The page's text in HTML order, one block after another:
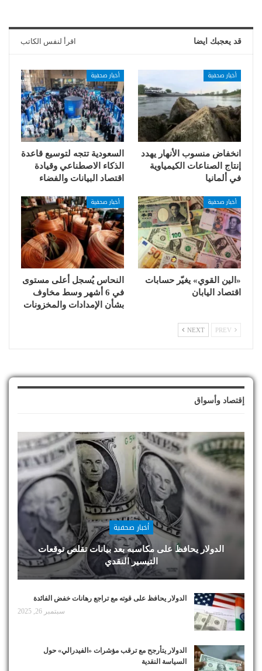
قد يعجبك ايضا اقرأ لنفس الكاتب
أخبار صحفية
انخفاض منسوب الأنهار يهدد
إنتاج الصناعات الكيمياوية
في ألمانيا
أخبار صحفية
السعودية تتجه لتوسيع قاعدة
الذكاء الاصطناعي وقيادة
اقتصاد البيانات والفضاء
أخبار صحفية
«الين القوي» يغيّر حسابات
اقتصاد اليابان
أخبار صحفية
النحاس يُسجل أعلى مستوى
في 6 أشهر وسط مخاوف
بشأن الإمدادات والمخزونات
NEXT
إقتصاد وأسواق
أخبار صحفية
الدولار يحافظ على مكاسبه بعد بيانات تقلص توقعات
التيسير النقدي
الدولار يحافظ على قوته مع تراجع رهانات خفض الفائدة
سبتمبر 26, 2025
الدولار يتأرجح مع ترقب مؤشرات «الفيدرالي» حول
السياسة النقدية